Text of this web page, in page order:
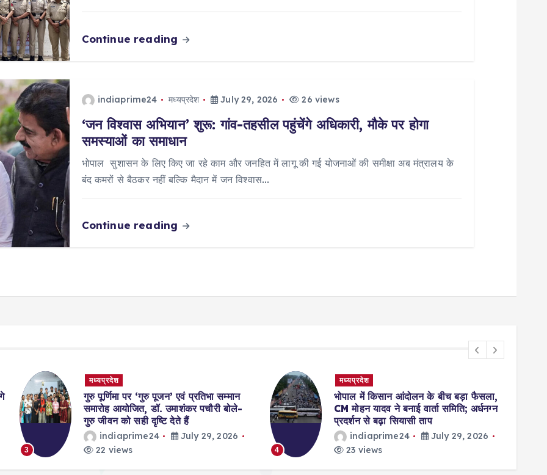
Continue reading
indiaprime24 मध्यप्रदेश July 29, 2026 26 views
‘जन विश्वास अभियान’ शुरू: गांव-तहसील पहुंचेंगे अधिकारी, मौके पर होगा
समस्याओं का समाधान
भोपाल सुशासन के लिए किए जा रहे काम और जनहित में लागू की गई योजनाओं की समीक्षा अब मंत्रालय के
बंद कमरों से बैठकर नहीं बल्कि मैदान में जन विश्वास…
Continue reading
3
मध्यप्रदेश
गुरु पूर्णिमा पर ‘गुरु पूजन’ एवं प्रतिभा सम्मान
समारोह आयोजित, डॉ. उमाशंकर पचौरी बोले-
गुरु जीवन को सही दृष्टि देते हैं
indiaprime24
July 29, 2026
22 views
4
मध्यप्रदेश
भोपाल में किसान आंदोलन के बीच बड़ा फैसला,
CM मोहन यादव ने बनाई वार्ता समिति; अर्धनग्न
प्रदर्शन से बढ़ा सियासी ताप
indiaprime24
July 29, 2026
23 views